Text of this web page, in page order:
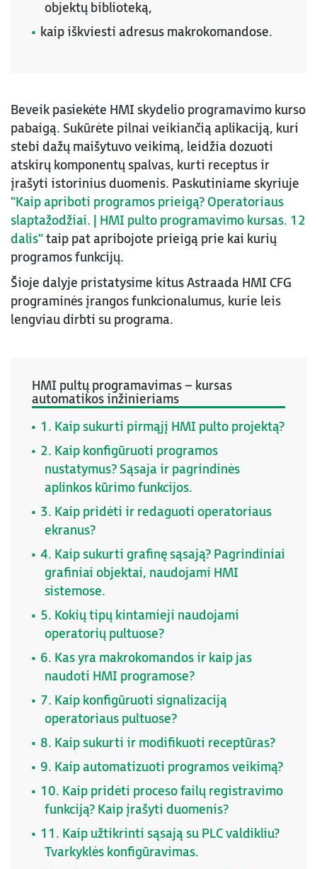
objektų biblioteką,
kaip iškviesti adresus makrokomandose.
Beveik pasiekėte HMI skydelio programavimo kurso
pabaigą. Sukūrėte pilnai veikiančią aplikaciją, kuri
stebi dažų maišytuvo veikimą, leidžia dozuoti
atskirų komponentų spalvas, kurti receptus ir
įrašyti istorinius duomenis. Paskutiniame skyriuje
"Kaip apriboti programos prieigą? Operatoriaus
slaptažodžiai. | HMI pulto programavimo kursas. 12
dalis"taip pat apribojote prieigą prie kai kurių
programos funkcijų.
Šioje dalyje pristatysime kitus Astraada HMI CFG
programinės įrangos funkcionalumus, kurie leis
lengviau dirbti su programa.
HMI pultų programavimas – kursas
automatikos inžinieriams
1. Kaip sukurti pirmąjį HMI pulto projektą?
2. Kaip konfigūruoti programos
nustatymus? Sąsaja ir pagrindinės
aplinkos kūrimo funkcijos.
3. Kaip pridėti ir redaguoti operatoriaus
ekranus?
4. Kaip sukurti grafinę sąsają? Pagrindiniai
grafiniai objektai, naudojami HMI
sistemose.
5. Kokių tipų kintamieji naudojami
operatorių pultuose?
6. Kas yra makrokomandos ir kaip jas
naudoti HMI programose?
7. Kaip konfigūruoti signalizaciją
operatoriaus pultuose?
8. Kaip sukurti ir modifikuoti receptūras?
9. Kaip automatizuoti programos veikimą?
10. Kaip pridėti proceso failų registravimo
funkciją? Kaip įrašyti duomenis?
11. Kaip užtikrinti sąsają su PLC valdikliu?
Tvarkyklės konfigūravimas.